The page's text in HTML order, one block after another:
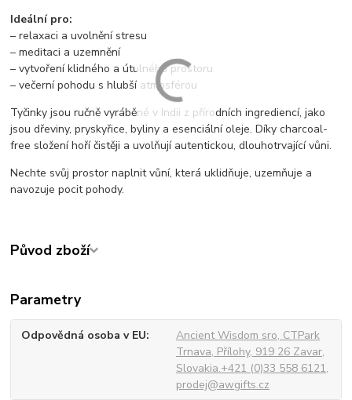
Ideální pro:
– relaxaci a uvolnění stresu
– meditaci a uzemnění
– vytvoření klidného a útulného prostoru
– večerní pohodu s hlubší atmosférou
Tyčinky jsou ručně vyráběné v Indii z přírodních ingrediencí, jako
jsou dřeviny, pryskyřice, byliny a esenciální oleje. Díky charcoal-
free složení hoří čistěji a uvolňují autentickou, dlouhotrvající vůni.
Nechte svůj prostor naplnit vůní, která uklidňuje, uzemňuje a
navozuje pocit pohody.
Původ zboží
Parametry
Odpovědná osoba v EU
Ancient Wisdom sro, CTPark
Trnava, Přílohy, 919 26 Zavar,
Slovakia.+421 (0)33 558 6121,
prodej@awgifts.cz